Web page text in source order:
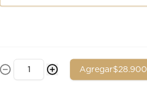
de cerdo, base
escamas de
Agregar$28.900